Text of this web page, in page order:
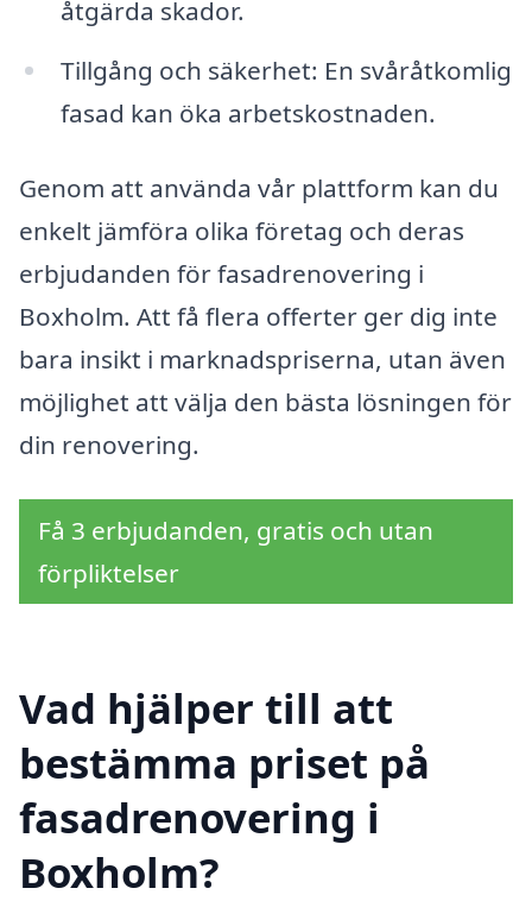
åtgärda skador.
Tillgång och säkerhet: En svåråtkomlig
fasad kan öka arbetskostnaden.
Genom att använda vår plattform kan du
enkelt jämföra olika företag och deras
erbjudanden för fasadrenovering i
Boxholm. Att få flera offerter ger dig inte
bara insikt i marknadspriserna, utan även
möjlighet att välja den bästa lösningen för
din renovering.
Få 3 erbjudanden, gratis och utan
förpliktelser
Vad hjälper till att
bestämma priset på
fasadrenovering i
Boxholm?